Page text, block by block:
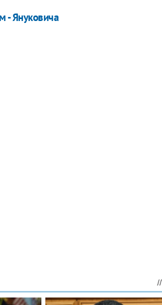
- Януковича